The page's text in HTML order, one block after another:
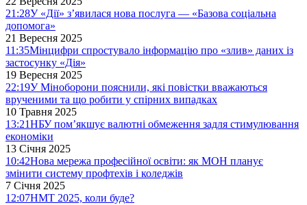
21:28У «Дії» з’явилася нова послуга — «Базова соціальна
допомога»
21 Вересня 2025
11:35Мінцифри спростувало інформацію про «злив» даних із
застосунку «Дія»
19 Вересня 2025
22:19У Міноборони пояснили, які повістки вважаються
врученими та що робити у спірних випадках
10 Травня 2025
13:21НБУ пом’якшує валютні обмеження задля стимулювання
економіки
13 Січня 2025
10:42Нова мережа професійної освіти: як МОН планує
змінити систему профтехів і коледжів
7 Січня 2025
12:07НМТ 2025, коли буде?